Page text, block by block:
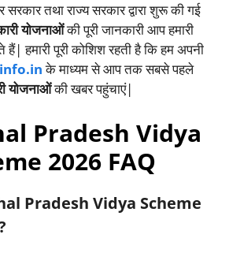
तथा राज्य सरकार द्वारा शुरू की गई
योजनाओंकी पूरी जानकारी आप हमारी
हमारी पूरी कोशिश रहती है कि हम अपनी
के माध्यम से आप तक सबसे पहले
योजनाओंकी खबर पहुंचाएं|
Pradesh Vidya
2026 FAQ
Pradesh Vidya Scheme